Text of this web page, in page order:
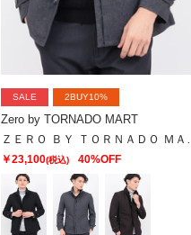
SALE 2BUY10%
Zero by TORNADO MART
￥23,100(税込) 40%OFF